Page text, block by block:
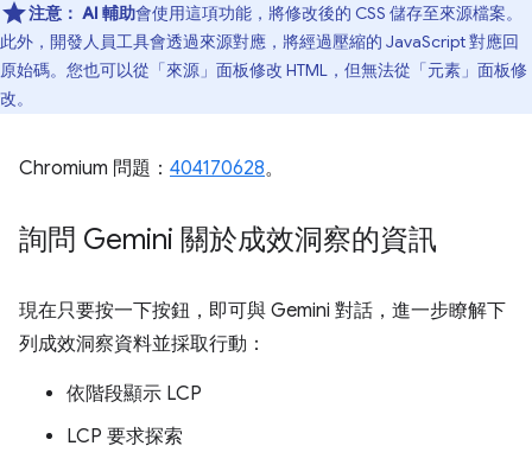
注意： AI 輔助會使用這項功能，將修改後的 CSS 儲存至來源檔案。
此外，開發人員工具會透過來源對應，將經過壓縮的 JavaScript 對應回
原始碼。您也可以從「來源」 面板修改 HTML，但無法從「元素」 面板修
改。
Chromium 問題： 404170628。
詢問 Gemini 關於成效洞察的資訊
現在只要按一下按鈕，即可與 Gemini 對話，進一步瞭解下
列成效洞察資料並採取行動：
依階段顯示 LCP
LCP 要求探索